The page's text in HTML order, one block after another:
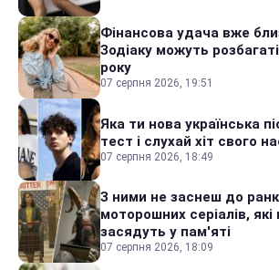
Фінансова удача вже
Зодіаку можуть
року
07 серпня 2026, 19:51
Яка ти нова українська
тест і слухай хіт свого
07 серпня 2026, 18:49
З ними не заснеш до
моторошних серіалів, які
засядуть у пам'яті
07 серпня 2026, 18:09